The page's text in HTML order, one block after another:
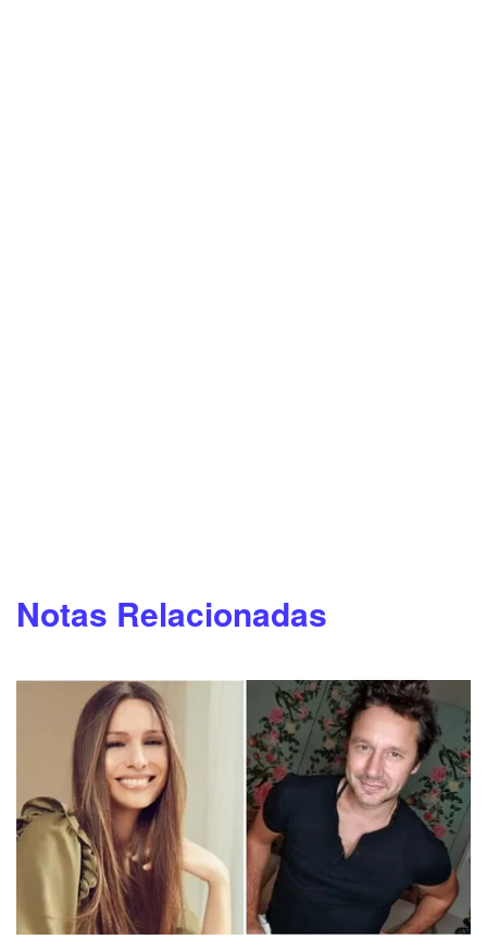
Notas Relacionadas